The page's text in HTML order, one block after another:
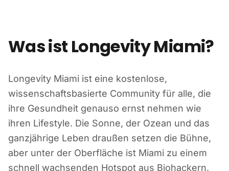
Was ist Longevity Miami?
Longevity Miami ist eine kostenlose,
wissenschaftsbasierte Community für alle, die
ihre Gesundheit genauso ernst nehmen wie
ihren Lifestyle. Die Sonne, der Ozean und das
ganzjährige Leben draußen setzen die Bühne,
aber unter der Oberfläche ist Miami zu einem
schnell wachsenden Hotspot aus Biohackern,